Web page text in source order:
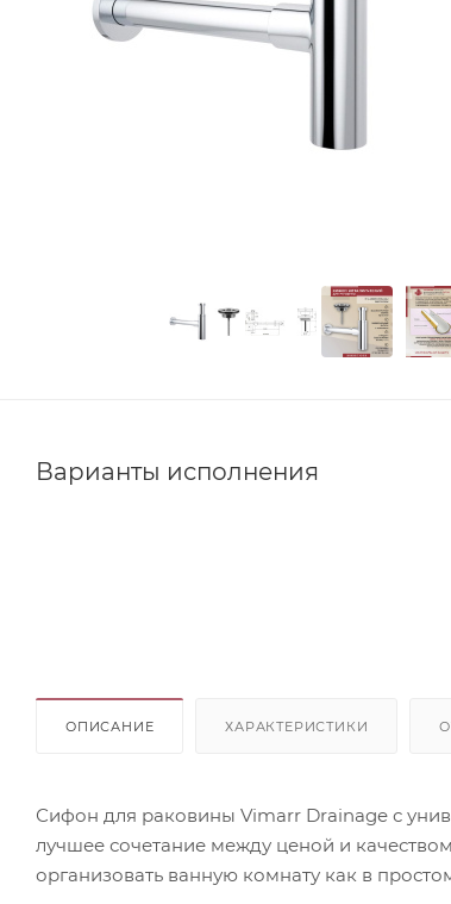
Варианты исполнения
ОПИСАНИЕ ХАРАКТЕРИСТИКИ
Сифон для раковины Vimarr Drainage с
лучшее сочетание между ценой и
организовать ванную комнату как в